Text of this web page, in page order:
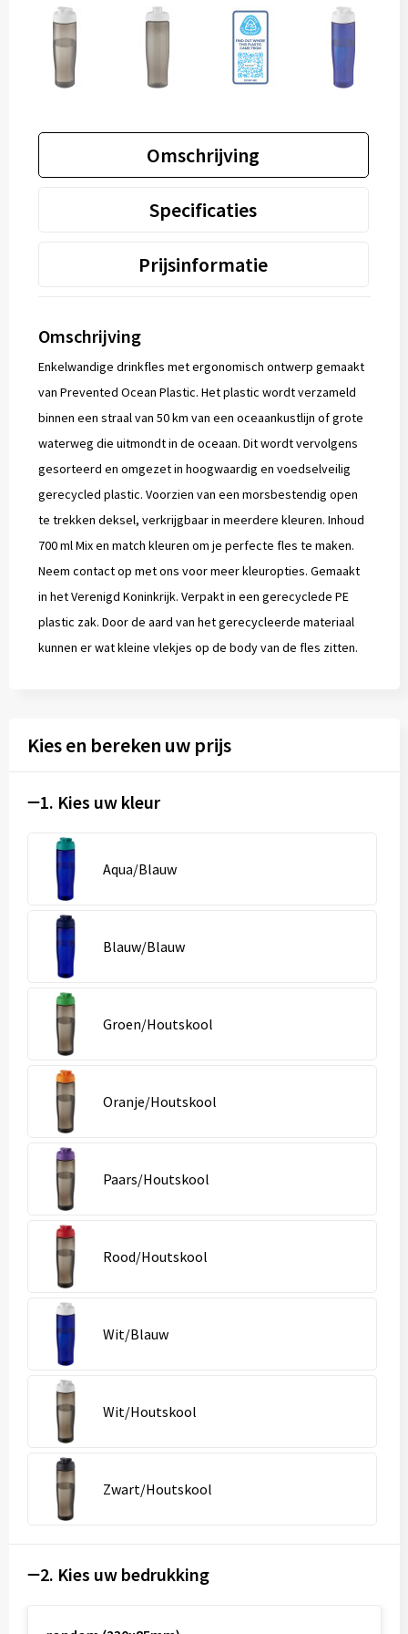
Omschrijving
Specificaties
Prijsinformatie
Omschrijving
Enkelwandige drinkfles met ergonomisch ontwerp gemaakt
van Prevented Ocean Plastic. Het plastic wordt verzameld
binnen een straal van 50 km van een oceaankustlijn of grote
waterweg die uitmondt in de oceaan. Dit wordt vervolgens
gesorteerd en omgezet in hoogwaardig en voedselveilig
gerecycled plastic. Voorzien van een morsbestendig open
te trekken deksel, verkrijgbaar in meerdere kleuren. Inhoud
700 ml Mix en match kleuren om je perfecte fles te maken.
Neem contact op met ons voor meer kleuropties. Gemaakt
in het Verenigd Koninkrijk. Verpakt in een gerecyclede PE
plastic zak. Door de aard van het gerecycleerde materiaal
kunnen er wat kleine vlekjes op de body van de fles zitten.
Kies en bereken uw prijs
1. Kies uw kleur
Aqua/Blauw
Blauw/Blauw
Groen/Houtskool
Oranje/Houtskool
Paars/Houtskool
Rood/Houtskool
Wit/Blauw
Wit/Houtskool
Zwart/Houtskool
2. Kies uw bedrukking